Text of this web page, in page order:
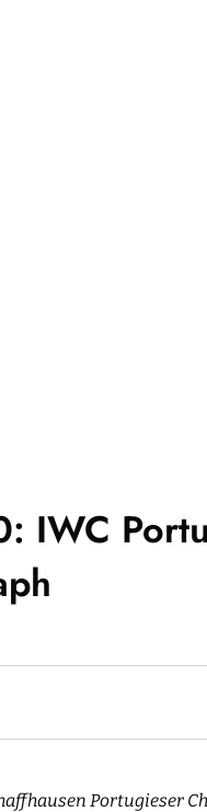
IWC
Portugieser